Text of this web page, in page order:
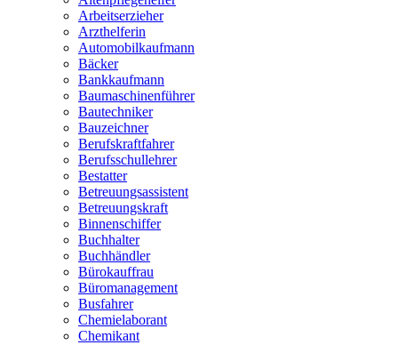
Arbeitserzieher
Arzthelferin
Automobilkaufmann
Bäcker
Bankkaufmann
Baumaschinenführer
Bautechniker
Bauzeichner
Berufskraftfahrer
Berufsschullehrer
Bestatter
Betreuungsassistent
Betreuungskraft
Binnenschiffer
Buchhalter
Buchhändler
Bürokauffrau
Büromanagement
Busfahrer
Chemielaborant
Chemikant